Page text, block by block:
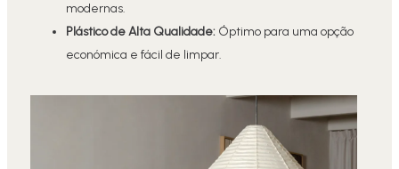
modernas.
Plástico de Alta Qualidade:Óptimo para uma opção
económica e fácil de limpar.